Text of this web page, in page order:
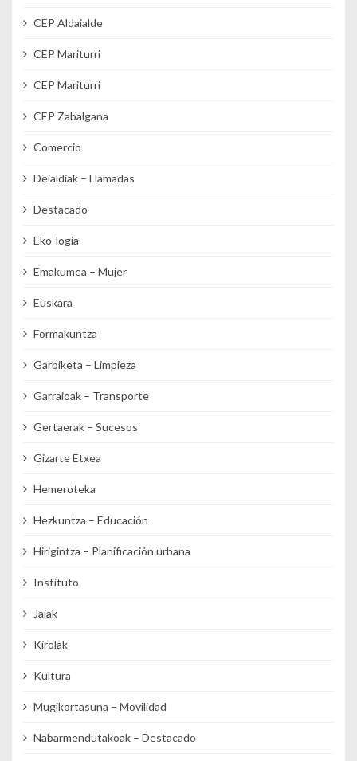
CEP Aldaialde
CEP Mariturri
CEP Mariturri
CEP Zabalgana
Comercio
Deialdiak – Llamadas
Destacado
Eko-logia
Emakumea – Mujer
Euskara
Formakuntza
Garbiketa – Limpieza
Garraioak – Transporte
Gertaerak – Sucesos
Gizarte Etxea
Hemeroteka
Hezkuntza – Educación
Hirigintza – Planificación urbana
Instituto
Jaiak
Kirolak
Kultura
Mugikortasuna – Movilidad
Nabarmendutakoak – Destacado